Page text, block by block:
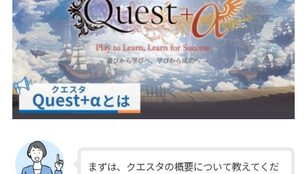
まずは、クエスタの概要について教えてくだ